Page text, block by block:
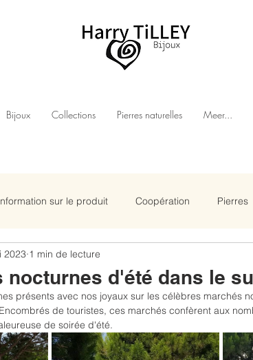
Bijoux Collections Pierres naturelles Meer...
sur le produit Coopération Pierres
nocturnes d'été dans le
2023 1 min de lecture
présents avec nos joyaux sur les célèbres marchés
de touristes, ces marchés confèrent aux
de soirée d'été.